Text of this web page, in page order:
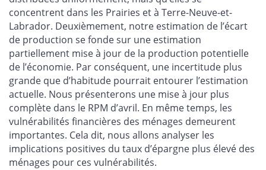
concentrent dans les Prairies et à Terre-Neuve-et-
Labrador. Deuxièmement, notre estimation de l’écart
de production se fonde sur une estimation
partiellement mise à jour de la production potentielle
de l’économie. Par conséquent, une incertitude plus
grande que d’habitude pourrait entourer l’estimation
actuelle. Nous présenterons une mise à jour plus
complète dans le RPM d’avril. En même temps, les
vulnérabilités financières des ménages demeurent
importantes. Cela dit, nous allons analyser les
implications positives du taux d’épargne plus élevé des
ménages pour ces vulnérabilités.